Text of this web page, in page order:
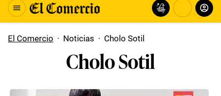
El Comercio · Noticias · Cholo Sotil
Cholo Sotil